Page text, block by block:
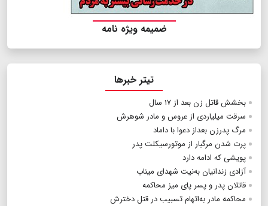
ضمیمه ویژه نامه
تیتر خبرها
بخشش قاتل زن بعد از ۱۷ سال
سرقت میلیاردی از عروس و مادر شوهرش
مرگ پدرزن بعداز دعوا با داماد
پرت شدن مرگبار از موتورسیکلت پدر
پویشی که ادامه دارد
آزادی زندانیان به‌نیت شهدای میناب
قاتلان پدر و پسر پای میز محاکمه
محاکمه مادر به‌اتهام تسبیب در قتل دخترش